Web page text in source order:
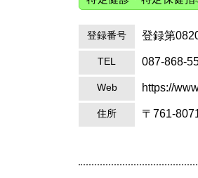
登録番号 登録第
TEL 087-868-
Web https://
住所 〒761-